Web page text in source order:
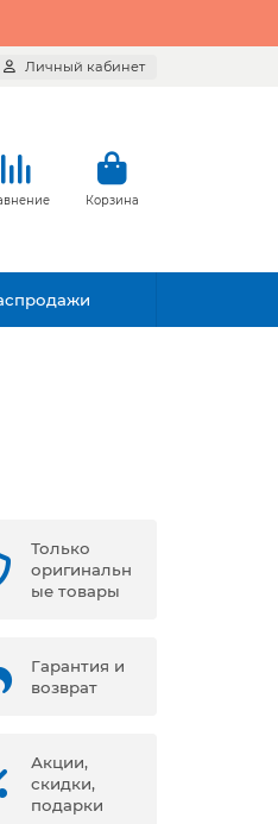
Личный кабинет
Корзина
Только
оригинальн
ые товары
Гарантия и
возврат
Акции,
скидки,
подарки